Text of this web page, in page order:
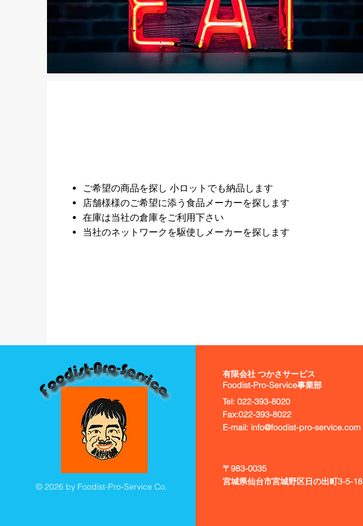
ご希望の商品を探し 小ロットでも納品します
店舗様様のご希望に添う食品メーカーを探します
​在庫は当社の倉庫をご利用下さい
当社のネットワークを駆使しメーカーを探します
© 2026 by Foodist-Pro-Service Co.
​有限会社 つかさサービス
​Foodist-Pro-Service事業部
Tel: 022-393-8020
​Fax:022-393-8022
E-mail: info@foodist-pro-service.com
〒983-0035
​宮城県仙台市宮城野区日の出町3-5-18